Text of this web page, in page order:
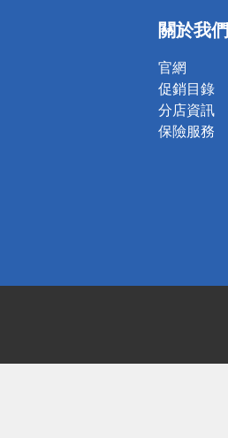
關於我們
官網
促銷目錄
分店資訊
保險服務